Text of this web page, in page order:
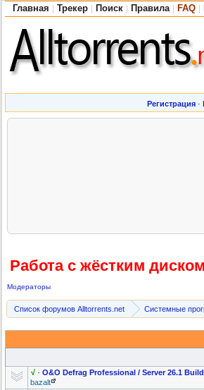
Главная Трекер Поиск Правила FAQ
Регистрация ·
Работа с жёстким диском
Модераторы
Список форумов Alltorrents.net Системные
√ · O&O Defrag Professional / Server 26.1
bazalt